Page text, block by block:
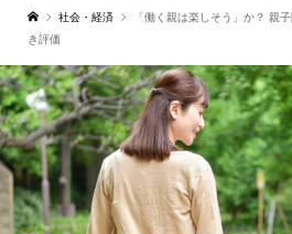
社会・経済
「働く親は楽しそう」か？ 親
き評価